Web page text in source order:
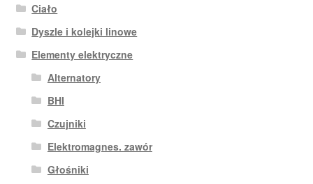
Ciało
Dyszle i kolejki linowe
Elementy elektryczne
Alternatory
BHI
Czujniki
Elektromagnes. zawór
Głośniki